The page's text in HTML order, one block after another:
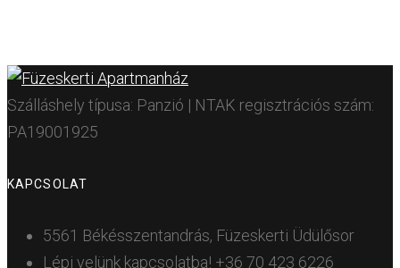
Szálláshely típusa: Panzió | NTAK regisztrációs szám:
PA19001925
KAPCSOLAT
5561 Békésszentandrás, Füzeskerti Üdülősor
Lépj velünk kapcsolatba! +36 70 423 6226